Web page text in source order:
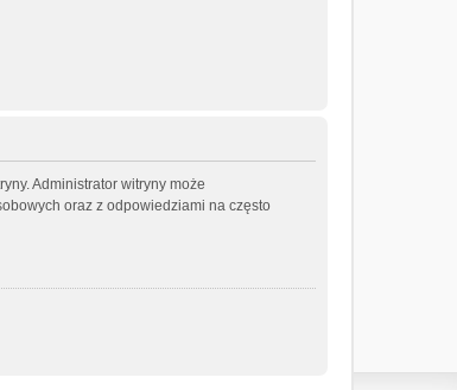
Administrator witryny może
oraz z odpowiedziami na często